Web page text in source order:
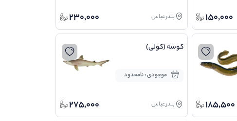
150,000 بندر عباس 230,000
185,500
کوسه (کولی)
موجودی : نامحدود
بندر عباس 275,000